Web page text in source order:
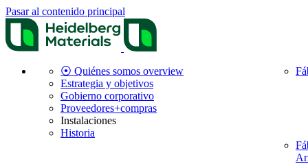
Pasar al contenido principal
⦿ Quiénes somos overview
Estrategia y objetivos
Gobierno corporativo
Proveedores+compras
Instalaciones
Historia